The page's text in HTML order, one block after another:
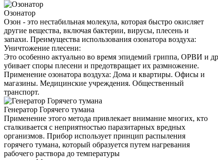
Озонатор
Озон - это нестабильная молекула, которая быстро окисляет
другие вещества, включая бактерии, вирусы, плесень и
запахи. Преимущества использования озонатора воздуха:
Уничтожение плесени:
Это особенно актуально во время эпидемий гриппа, ОРВИ и
убивает споры плесени и предотвращает их размножение.
Применение озонатора воздуха: Дома и квартиры. Офисы и
магазины. Медицинские учреждения. Общественный
транспорт.
Генератор Горячего тумана
Применение этого метода привлекает внимание многих, кто
сталкивается с неприятностью паразитарных вредных
организмов. Прибор использует принцип распыления
горячего тумана, который образуется путем нагревания
рабочего раствора до температуры